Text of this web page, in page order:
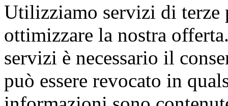
Utilizziamo servizi di terze
ottimizzare la nostra
servizi è necessario il
può essere revocato in